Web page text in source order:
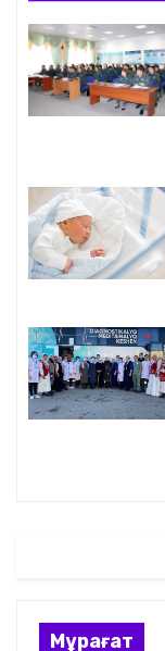
г
а
ц
я
п
з
а
п
м
Мұрағат